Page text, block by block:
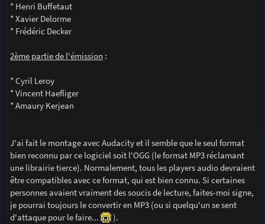
* Henri Buffetaut
* Xavier Delorme
* Frédéric Decker
2ème partie de l'émission :
* Cyril Leroy
* Vincent Haefliger
* Amaury Kerjean
J'ai fait le montage avec Audacity et il semble que le seul format
bien reconnu par ce logiciel soit l'OGG (le format MP3 réclamant
une librairie tierce). Normalement, tous les players audio devraient
être compatibles avec ce format, qui est bien connu. Si certaines
personnes avaient vraiment des soucis de lecture, faites-moi signe,
je pourrai toujours le convertir en MP3 (ou si quelqu'un se sent
d'attaque pour le faire...
).